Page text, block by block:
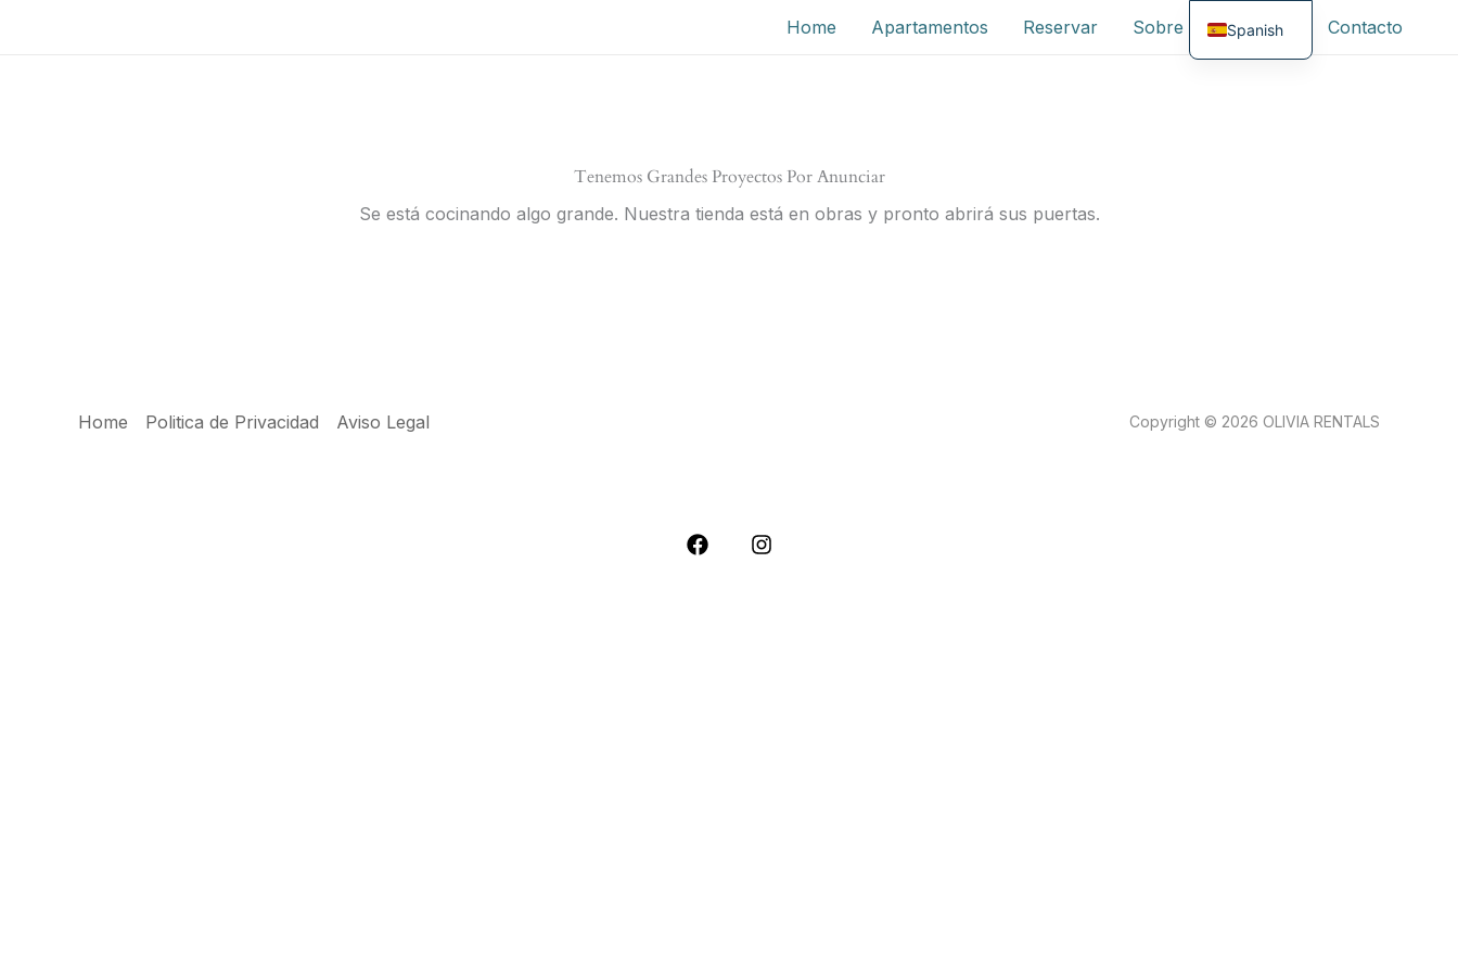
Home Apartamentos Reservar Sobre OliviaRentals Contacto
Tenemos Grandes Proyectos Por Anunciar
Se está cocinando algo grande. Nuestra tienda está en obras y pronto abrirá sus puertas.
Home Politica de Privacidad Aviso Legal Copyright © 2026 OLIVIA RENTALS
Spanish
English